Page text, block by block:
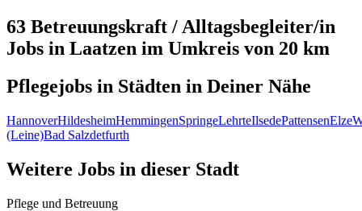
63 Betreuungskraft / Alltagsbegleiter/in
Jobs in Laatzen im Umkreis von 20 km
Pflegejobs in Städten in Deiner Nähe
HannoverHildesheimHemmingenSpringeLehrteIlsedePattensenElze
(Leine)Bad Salzdetfurth
Weitere Jobs in dieser Stadt
Pflege und Betreuung